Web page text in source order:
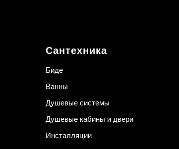
Сантехника
Биде
Ванны
Душевые системы
Душевые кабины и двери
Инсталляции